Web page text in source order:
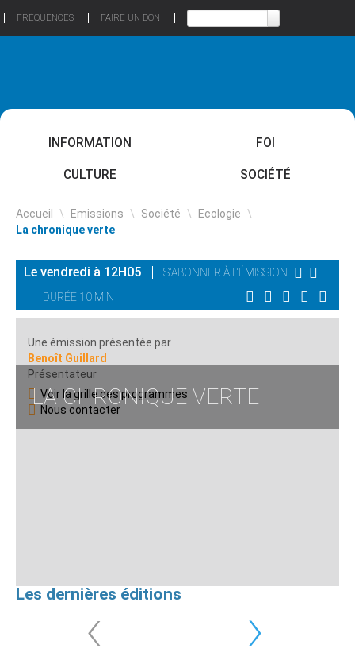
FRÉQUENCES FAIRE UN DON
INFORMATION FOI
CULTURE SOCIÉTÉ
Accueil \ Emissions \ Société \ Ecologie \
La chronique verte
Le vendredi à 12H05
S'ABONNER À L'ÉMISSION
DURÉE 10 MIN
LA CHRONIQUE VERTE
Une émission présentée par
Benoît Guillard
Présentateur
Voir la grille des programmes
Nous contacter
Les dernières éditions
‹ ›